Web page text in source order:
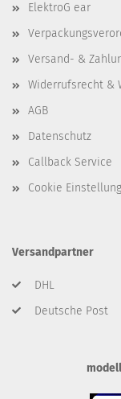
ElektroG ear
Versand- &
Widerrufsrecht &
AGB
Datenschutz
Callback Service
Cookie
Versandpartner
DHL
Deutsche Post